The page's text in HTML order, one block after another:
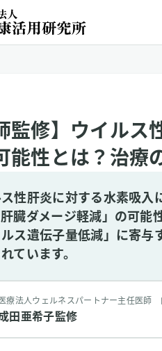
監修】ウイル
能性とは？治療
性肝炎に対する水素吸入
臓ダメージ軽減」の可能
ルス遺伝子量低減」に寄
ています。
医療法人ウェルネスパートナー主任医師
田亜希子監修